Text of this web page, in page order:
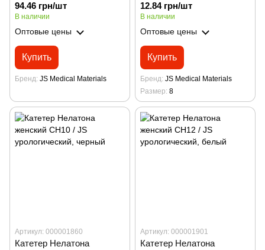
94.46 грн/шт
В наличии
Оптовые цены
Купить
Бренд JS Medical Materials
12.84 грн/шт
В наличии
Оптовые цены
Купить
Бренд JS Medical Materials
Размер 8
Артикул: 000001860
Катетер Нелатона
Артикул: 000001901
Катетер Нелатона